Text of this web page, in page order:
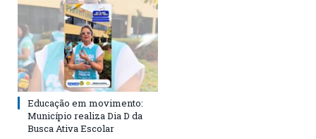
Educação em movimento:
Município realiza Dia D da
Busca Ativa Escolar